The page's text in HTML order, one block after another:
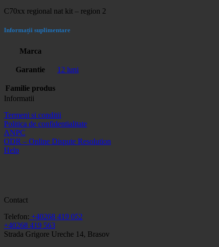
C70xx regional nat kit – region 2
Informații suplimentare
Marca
Garantie 12 luni
Familie produs
Informatii
Termeni si conditii
Politica de confidentialitate
ANPC
ODR – Online Dispute Resolution
Help
Contact
Telefon: +40268 419 052
+40268 419 563
Strada Grigore Ureche 14, Brasov